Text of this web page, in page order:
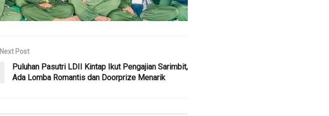
Next Post
Puluhan Pasutri LDII Kintap Ikut Pengajian Sarimbit,
Ada Lomba Romantis dan Doorprize Menarik